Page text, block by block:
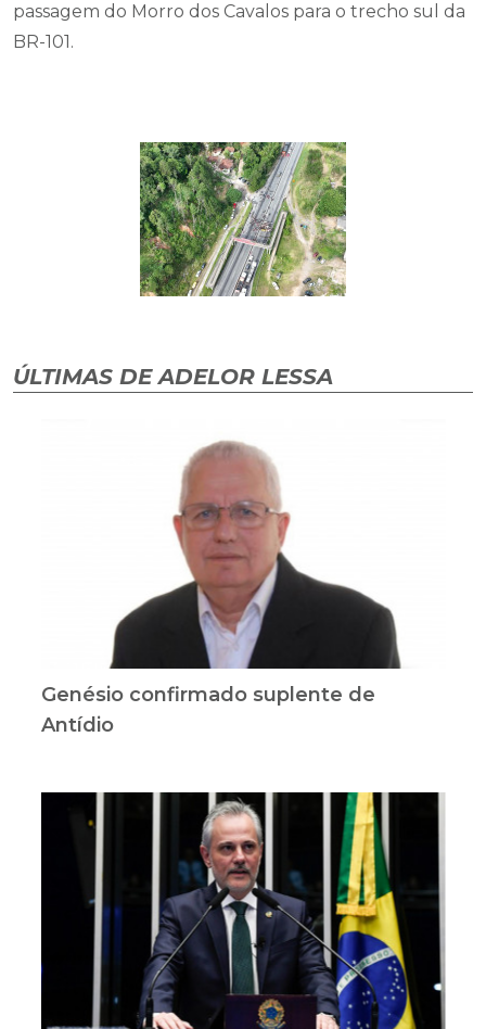
passagem do Morro dos Cavalos para o trecho sul da
BR-101.
ÚLTIMAS DE ADELOR LESSA
Genésio confirmado suplente de
Antídio